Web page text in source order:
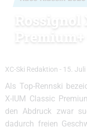
Rossignol
Premium+
XC-Ski Redaktion - 15.
Als Top-Rennski
X-IUM Classic
den Abdruck zwar
dadurch freien